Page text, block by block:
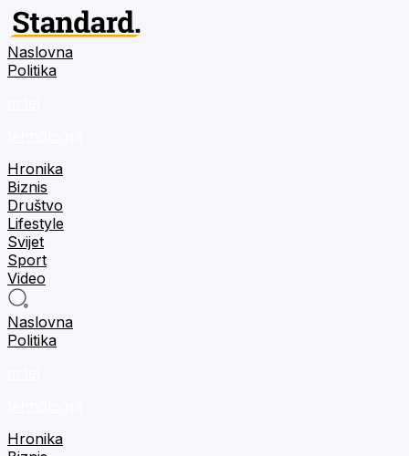
Naslovna
Politika
Hronika
Biznis
Društvo
Lifestyle
Svijet
Sport
Video
Naslovna
Politika
Hronika